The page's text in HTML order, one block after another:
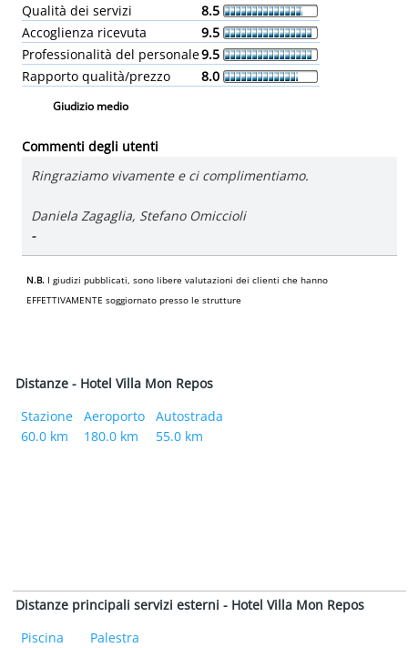
Qualità dei servizi
8.5
Accoglienza ricevuta
9.5
Professionalità del personale9.5
Rapporto qualità/prezzo
8.0
Giudizio medio
Commenti degli utenti
Ringraziamo vivamente e ci complimentiamo.
Daniela Zagaglia, Stefano Omiccioli
-
N.B. I giudizi pubblicati, sono libere valutazioni dei clienti che hanno
EFFETTIVAMENTE soggiornato presso le strutture
Distanze - Hotel Villa Mon Repos
Stazione
60.0 km
Aeroporto
180.0 km
Autostrada
55.0 km
Distanze principali servizi esterni - Hotel Villa Mon Repos
Piscina
Palestra